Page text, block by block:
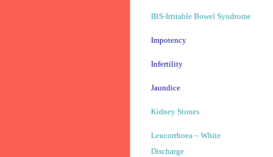
IBS-Irritable Bowel Syndrome
Impotency
Infertility
Jaundice
Kidney Stones
Leucorrhoea – White
Discharge